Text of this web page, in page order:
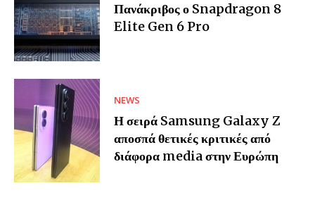
Πανάκριβος ο Snapdragon 8
Elite Gen 6 Pro
NEWS
Η σειρά Samsung Galaxy Z
αποσπά θετικές κριτικές από
διάφορα media στην Ευρώπη